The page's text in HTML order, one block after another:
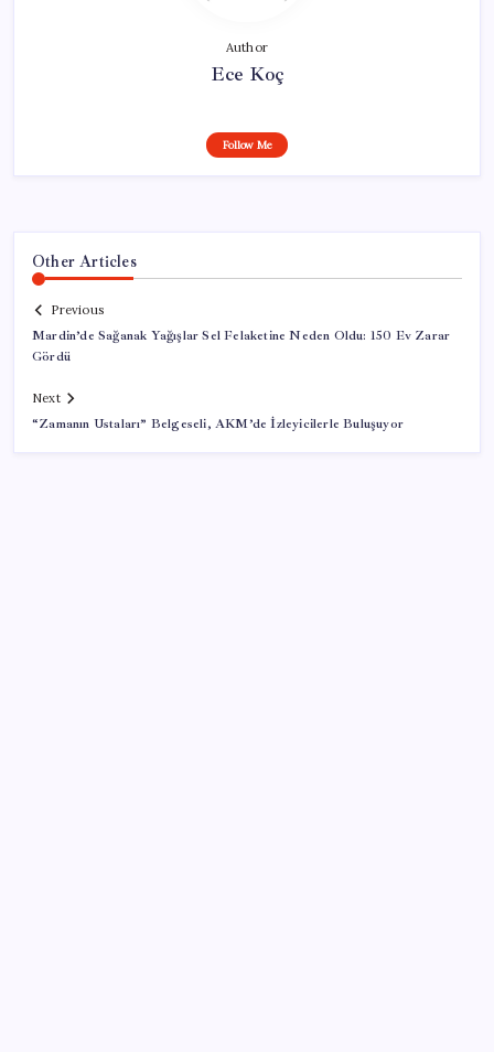
Author
Ece Koç
Follow Me
Other Articles
Previous
Mardin’de Sağanak Yağışlar Sel Felaketine Neden Oldu: 150 Ev Zarar
Gördü
Next
“Zamanın Ustaları” Belgeseli, AKM’de İzleyicilerle Buluşuyor